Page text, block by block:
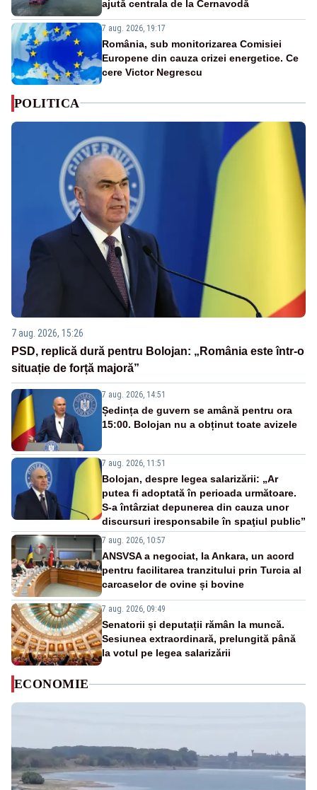
ajută centrala de la Cernavodă
7 aug. 2026, 19:17
România, sub monitorizarea Comisiei
Europene din cauza crizei energetice. Ce
cere Victor Negrescu
POLITICA
7 aug. 2026, 15:26
PSD, replică dură pentru Bolojan: „România este într-o
situație de forță majoră”
7 aug. 2026, 14:51
Ședința de guvern se amână pentru ora
15:00. Bolojan nu a obținut toate avizele
7 aug. 2026, 11:51
Bolojan, despre legea salarizării: „Ar
putea fi adoptată în perioada următoare.
S-a întârziat depunerea din cauza unor
discursuri iresponsabile în spaţiul public”
7 aug. 2026, 10:57
ANSVSA a negociat, la Ankara, un acord
pentru facilitarea tranzitului prin Turcia al
carcaselor de ovine și bovine
7 aug. 2026, 09:49
Senatorii și deputații rămân la muncă.
Sesiunea extraordinară, prelungită până
la votul pe legea salarizării
ECONOMIE